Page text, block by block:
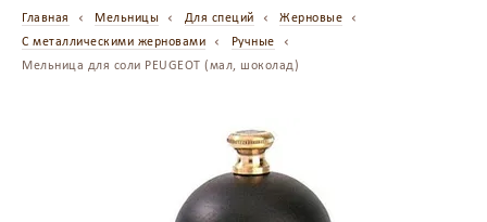
Главная Мельницы Для специй
Жерновые
С металлическими жерновами
Ручные
Мельница для соли PEUGEOT (мал, шоколад)